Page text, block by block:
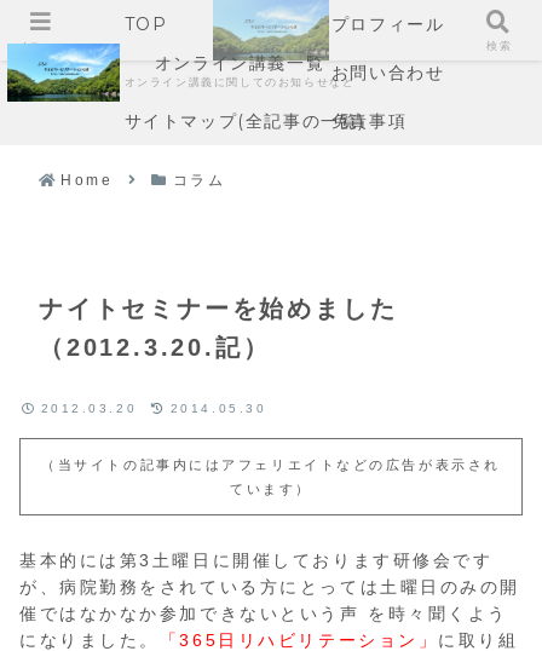
TOP
プロフィール
オンライン講義一覧
オンライン講義に関してのお知らせなどお問い合わせ
サイトマップ(全記事の一覧)免責事項
Home コラム
ナイトセミナーを始めました
（2012.3.20.記）
2012.03.20 2014.05.30
（当サイトの記事内にはアフェリエイトなどの広告が表示され
ています）
基本的には第3土曜日に開催しております研修会です
が、病院勤務をされている方にとっては土曜日のみの開
催ではなかなか参加できないという声 を時々聞くよう
になりました。
「365日リハビリテーション」 に取り組
メニュー 検索